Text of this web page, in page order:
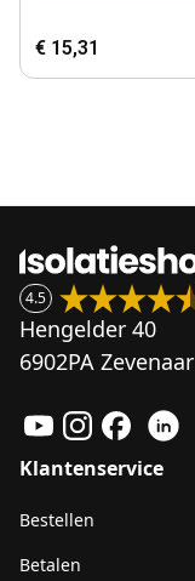
€ 15,31
4.5
Hengelder 40
6902PA Zevenaar
Klantenservice
Bestellen
Betalen